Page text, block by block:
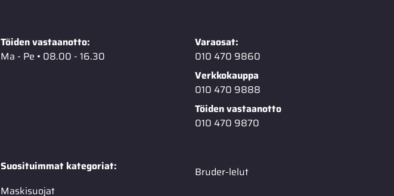
Töiden vastaanotto:
Ma - Pe • 08.00 - 16.30
Varaosat:
010 470 9860
Verkkokauppa
010 470 9888
Töiden vastaanotto
010 470 9870
Suosituimmat kategoriat:
Maskisuojat
Bruder-lelut